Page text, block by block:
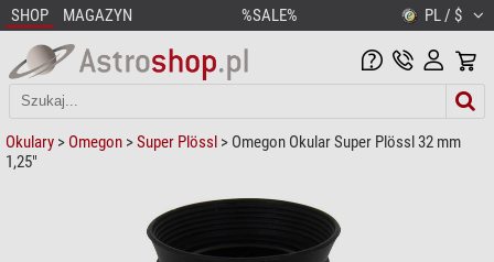
SHOP MAGAZYN %SALE% PL / $
Okulary > Omegon >Super Plössl > Omegon Okular Super Plössl 32 mm
1,25"